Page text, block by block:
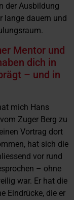
der Ausbildung
lange dauern und
Mentor und
dich in
– und in
mich Hans
Zuger Berg zu
Vortrag dort
hat sich die
vor rund
– ohne
war. Er hat die
Eindrücke, die er